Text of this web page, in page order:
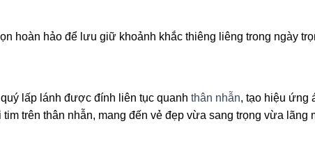
hoàn hảo để lưu giữ khoảnh khắc thiêng liêng trong ngày
lấp lánh được đính liên tục quanh thân nhẫn, tạo hiệu ứng
trên thân nhẫn, mang đến vẻ đẹp vừa sang trọng vừa lãng